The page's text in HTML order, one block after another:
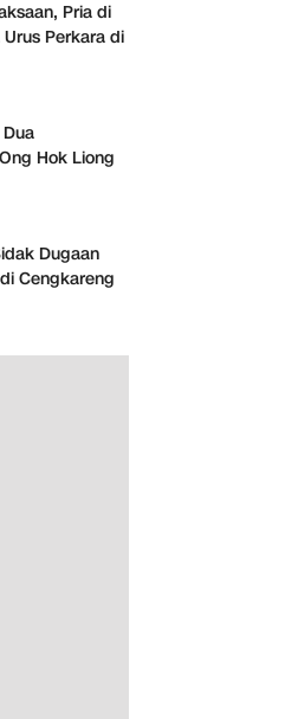
Pria di
Perkara di
Hok Liong
Dugaan
Cengkareng